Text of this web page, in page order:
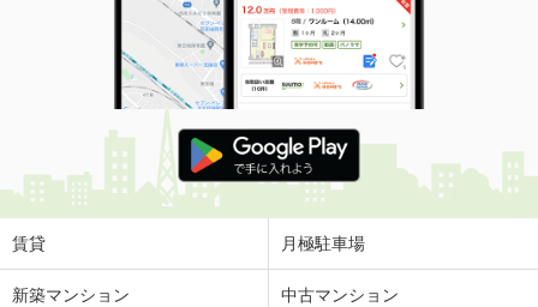
賃貸 月極駐車場
新築マンション 中古マンション